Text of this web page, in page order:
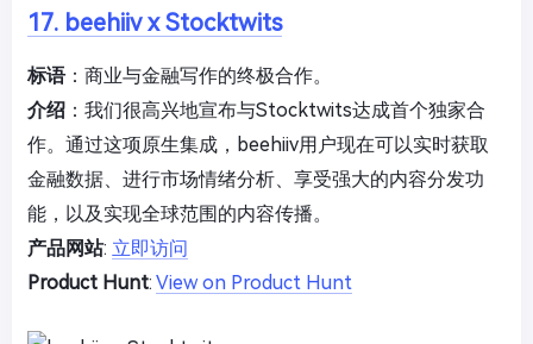
17. beehiiv x Stocktwits
标语：商业与金融写作的终极合作。
介绍 ：我们很高兴地宣布与Stocktwits达成首个独家合
作。通过这项原生集成，beehiiv用户现在可以实时获取
金融数据、进行市场情绪分析、享受强大的内容分发功
能，以及实现全球范围的内容传播。
产品网站: 立即访问
Product Hunt: View on Product Hunt